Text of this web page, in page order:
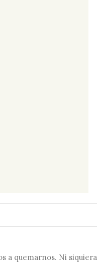
a quemarnos. Ni siquiera